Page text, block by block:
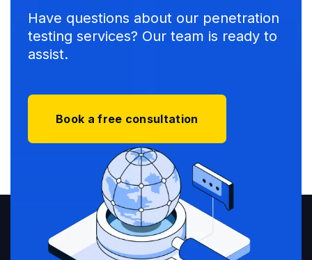
Have questions about our penetration
testing services? Our team is ready to
assist.
Book a free consultation